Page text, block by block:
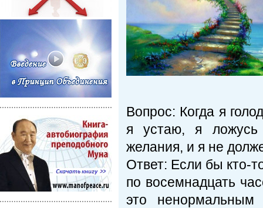
Вопрос: Когда я
я устаю, я ло­жусь
желания, и я не
Ответ: Если бы кто-
по восемна­дцать
это